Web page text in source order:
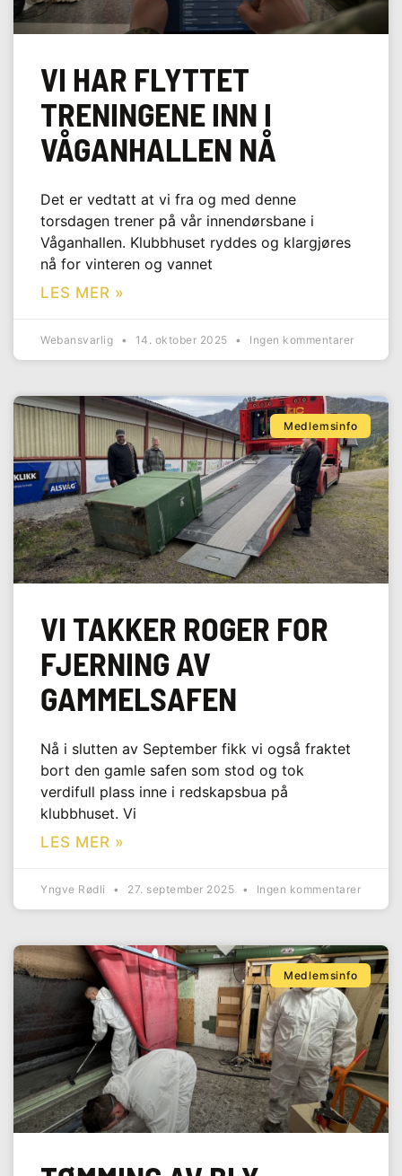
VI HAR FLYTTET
TRENINGENE INN I
VÅGANHALLEN NÅ
Det er vedtatt at vi fra og med denne
torsdagen trener på vår innendørsbane i
Våganhallen. Klubbhuset ryddes og klargjøres
nå for vinteren og vannet
LES MER »
Webansvarlig 14. oktober 2025 Ingen kommentarer
Medlemsinfo
VI TAKKER ROGER FOR
FJERNING AV
GAMMELSAFEN
Nå i slutten av September fikk vi også fraktet
bort den gamle safen som stod og tok
verdifull plass inne i redskapsbua på
klubbhuset. Vi
LES MER »
Yngve Rødli 27. september 2025 Ingen kommentarer
Medlemsinfo